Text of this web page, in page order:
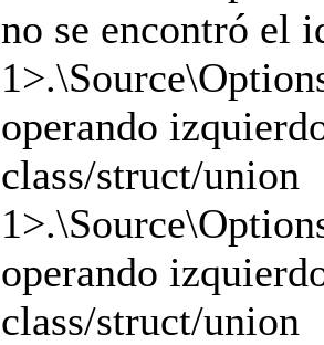
no se encontró el
operando
class/struct/union
operando
class/struct/union